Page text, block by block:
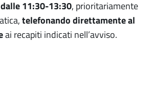
11:30-13:30, prioritariamente
telefonando direttamente al
ai recapiti indicati nell’avviso.